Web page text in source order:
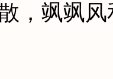
飒飒风